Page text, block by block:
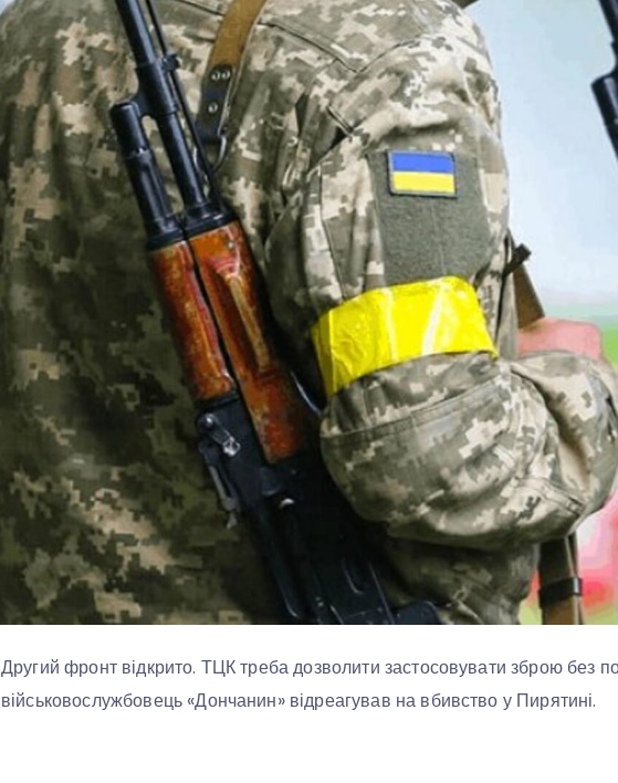
Другий фронт відкрито. ТЦК треба дозволити застосовувати зброю без
військовослужбовець «Дончанин» відреагував на вбивство у Пирятині.